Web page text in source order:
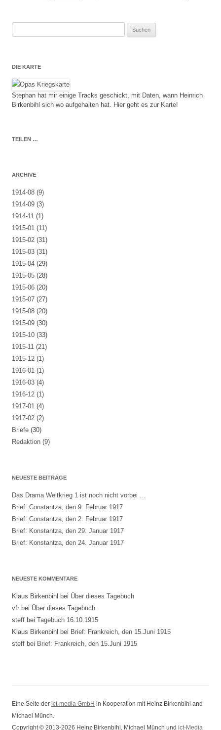
DIE KARTE
Stephan hat mir einige Tracks geschickt, mit Daten, wann Heinrich
Birkenbihl sich wo aufgehalten hat. Hier geht es zur Karte!
TEILEN …
ARCHIVE
1914-08 (9)
1914-09 (3)
1914-11 (1)
1915-01 (11)
1915-02 (31)
1915-03 (31)
1915-04 (29)
1915-05 (28)
1915-06 (20)
1915-07 (27)
1915-08 (20)
1915-09 (30)
1915-10 (33)
1915-11 (21)
1915-12 (1)
1916-01 (1)
1916-03 (4)
1916-12 (1)
1917-01 (4)
1917-02 (2)
Briefe (30)
Redaktion (9)
NEUESTE BEITRÄGE
Das Drama Weltkrieg 1 ist noch nicht vorbei …
Brief: Constantza, den 9. Februar 1917
Brief: Constantza, den 2. Februar 1917
Brief: Konstantza, den 29. Januar 1917
Brief: Konstantza, den 24. Januar 1917
NEUESTE KOMMENTARE
Klaus Birkenbihl bei Über dieses Tagebuch
vfr bei Über dieses Tagebuch
steff bei Tagebuch 16.10.1915
Klaus Birkenbihl bei Brief: Frankreich, den 15.Juni 1915
steff bei Brief: Frankreich, den 15.Juni 1915
Eine Seite der ict-media GmbH in Kooperation mit Heinz Birkenbihl and
Michael Münch.
Copyright © 2013-2026 Heinz Birkenbihl, Michael Münch und ict-Media